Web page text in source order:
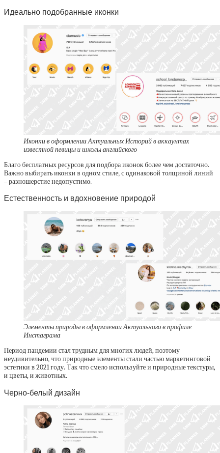
Идеально подобранные иконки
Иконки в оформлении Актуальных Историй в аккаунтах
известной певицы и школы английского
Благо бесплатных ресурсов для подбора иконок более чем достаточно.
Важно выбирать иконки в одном стиле, с одинаковой толщиной линий
– разношерстие недопустимо.
Естественность и вдохновение природой
Элементы природы в оформлении Актуального в профиле
Инстаграма
Период пандемии стал трудным для многих людей, поэтому
неудивительно, что природные элементы стали частью маркетинговой
эстетики в 2021 году. Так что смело используйте и природные текстуры,
и цветы, и животных.
Черно-белый дизайн